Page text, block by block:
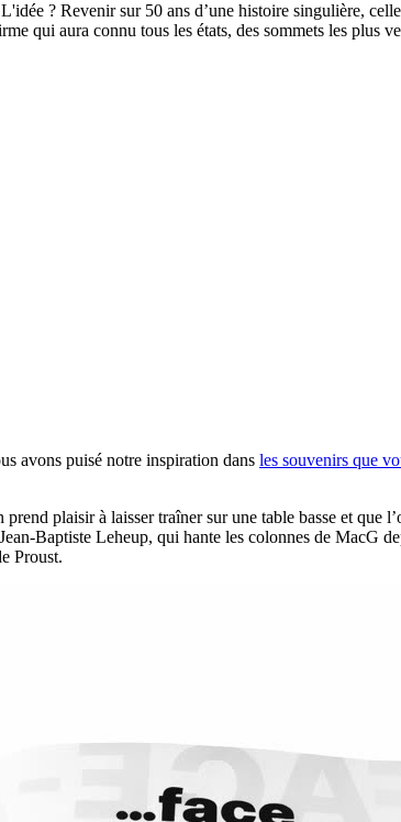
? Revenir sur 50 ans d’une histoire singulière,
qui aura connu tous les états, des sommets les plus
avons puisé notre inspiration dans les souvenirs que
plaisir à laisser traîner sur une table basse et que
Baptiste Leheup, qui hante les colonnes de MacG
Proust.